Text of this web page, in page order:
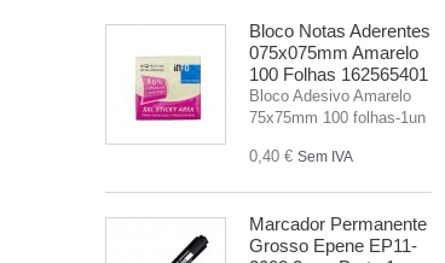
Bloco Notas Aderentes
075x075mm Amarelo
100 Folhas 162565401
Bloco Adesivo Amarelo
75x75mm 100 folhas-1un
0,40 € Sem IVA
Marcador Permanente
Grosso Epene EP11-